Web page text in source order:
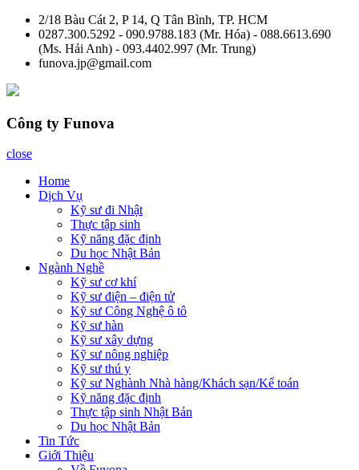
Skip
content
2/18 Bàu Cát 2, P 14, Q Tân Bình, TP. HCM
0287.300.5292 - 090.9788.183 (Mr. Hóa) - 088.6613.690
(Ms. Hải Anh) - 093.4402.997 (Mr. Trung)
funova.jp@gmail.com
Công ty Funova
close
Home
Dịch Vụ
Kỹ sư đi Nhật
Thực tập sinh
Kỹ năng đặc định
Du học Nhật Bản
Ngành Nghề
Kỹ sư cơ khí
Kỹ sư điện – điện tử
Kỹ sư Công Nghệ ô tô
Kỹ sư hàn
Kỹ sư xây dựng
Kỹ sư nông nghiệp
Kỹ sư thú y
Kỹ sư Nghành Nhà hàng/Khách sạn/Kế toán
Kỹ năng đặc định
Thực tập sinh Nhật Bản
Du học Nhật Bản
Tin Tức
Giới Thiệu